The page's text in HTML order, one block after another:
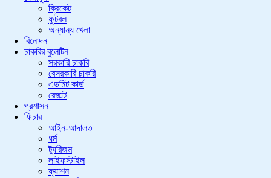
ক্রিকেট
ফুটবল
অন্যান্য খেলা
বিনোদন
চাকরির বুলেটিন
সরকারি চাকরি
বেসরকারি চাকরি
এডমিট কার্ড
রেজাল্ট
প্রশাসন
ফিচার
আইন-আদালত
ধর্ম
ট্যুরিজম
লাইফস্টাইল
ফ্যাশন